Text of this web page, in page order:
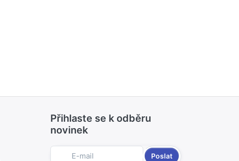
Přihlaste se k odběru
novinek
Poslat